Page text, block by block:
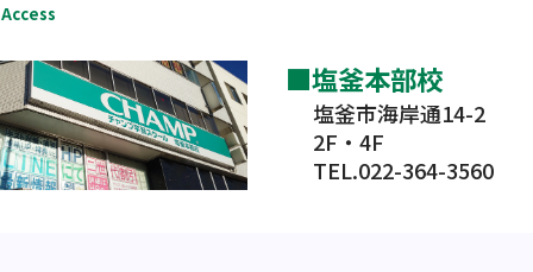
Access
塩釜本部校
塩釜市海岸通14-2
2F・4F
TEL.022-364-3560